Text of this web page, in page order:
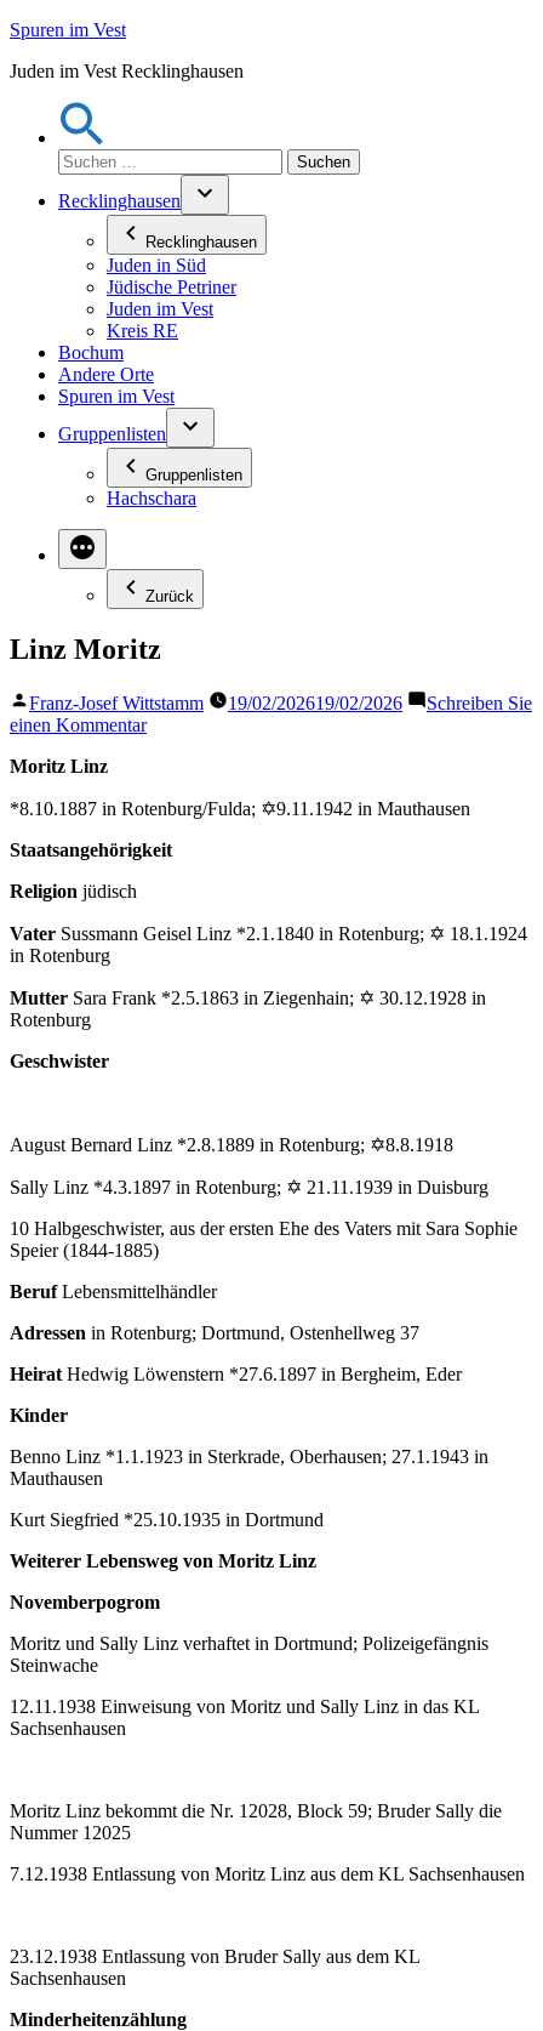
Zum
springen
Spuren im Vest
Juden im Vest Recklinghausen
Suchen
nach:
Recklinghausen
Recklinghausen
Juden in Süd
Jüdische Petriner
Juden im Vest
Kreis RE
Bochum
Andere Orte
Spuren im Vest
Gruppenlisten
Gruppenlisten
Hachschara
Zurück
Linz Moritz
Veröffentlicht
von
Franz-Josef Wittstamm 19/02/202619/02/2026
Schreiben Sie
einen Kommentarzu
Moritz Linz
*8.10.1887 in Rotenburg/Fulda; ✡9.11.1942 in Mauthausen
Staatsangehörigkeit
Religion jüdisch
Vater Sussmann Geisel Linz *2.1.1840 in Rotenburg; ✡ 18.1.1924
in Rotenburg
Mutter Sara Frank *2.5.1863 in Ziegenhain; ✡ 30.12.1928 in
Rotenburg
Geschwister
August Bernard Linz *2.8.1889 in Rotenburg; ✡8.8.1918
Sally Linz *4.3.1897 in Rotenburg; ✡ 21.11.1939 in Duisburg
10 Halbgeschwister, aus der ersten Ehe des Vaters mit Sara Sophie
Speier (1844-1885)
BerufLebensmittelhändler
Adressen in Rotenburg; Dortmund, Ostenhellweg 37
Heirat Hedwig Löwenstern *27.6.1897 in Bergheim, Eder
Kinder
Benno Linz *1.1.1923 in Sterkrade, Oberhausen; 27.1.1943 in
Mauthausen
Kurt Siegfried *25.10.1935 in Dortmund
Weiterer Lebensweg von Moritz Linz
Novemberpogrom
Moritz und Sally Linz verhaftet in Dortmund; Polizeigefängnis
Steinwache
12.11.1938 Einweisung von Moritz und Sally Linz in das KL
Sachsenhausen
Moritz Linz bekommt die Nr. 12028, Block 59; Bruder Sally die
Nummer 12025
7.12.1938 Entlassung von Moritz Linz aus dem KL Sachsenhausen
23.12.1938 Entlassung von Bruder Sally aus dem KL
Sachsenhausen
Minderheitenzählung